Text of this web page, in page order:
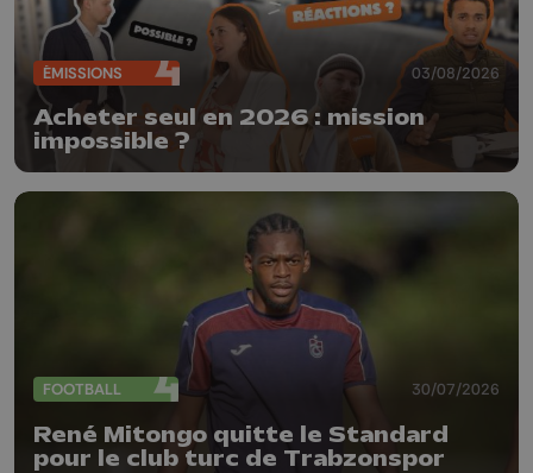
ÉMISSIONS 03/08/2026
Acheter seul en 2026 : mission
impossible ?
FOOTBALL 30/07/2026
René Mitongo quitte le Standard
pour le club turc de Trabzonspor